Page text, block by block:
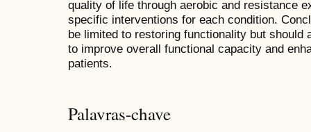
quality of life through aerobic and resistance
specific interventions for each condition.
be limited to restoring functionality but
to improve overall functional capacity and
patients.
Palavras-chave